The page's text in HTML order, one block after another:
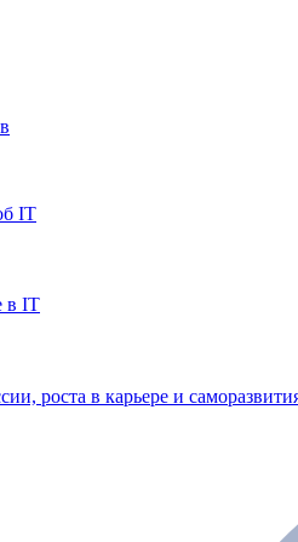
IT
в IT
роста в карьере и